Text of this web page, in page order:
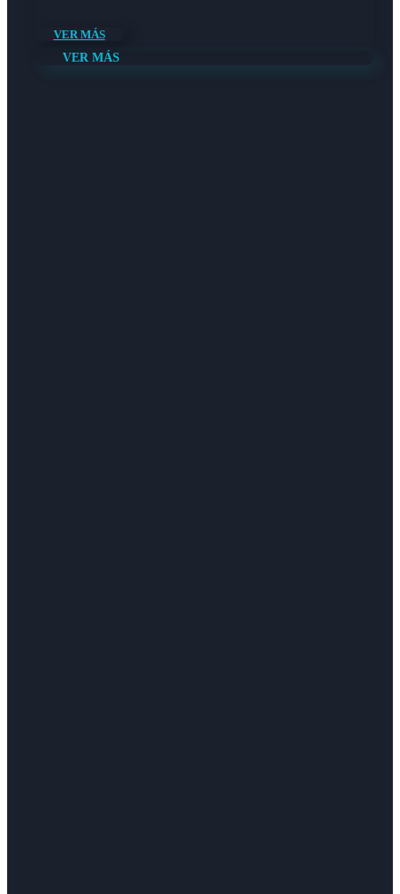
VER MÁS
VER MÁS